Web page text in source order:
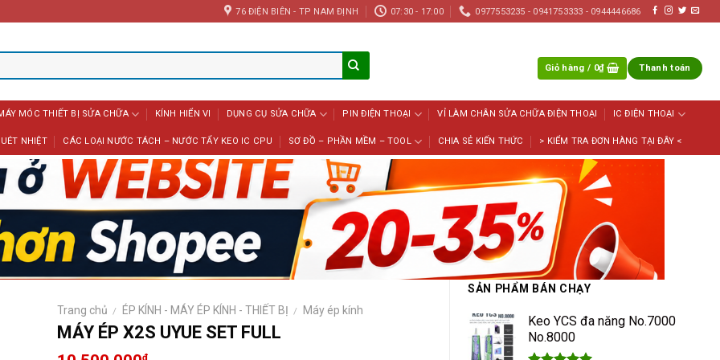
76 ĐIỆN BIÊN - TP NAM ĐỊNH 07:30 - 17:00 0977553235 - 0941753333 - 0944446686
Giỏ hàng / 0₫ Thanh toán
MÓC THIẾT BỊ SỬA CHỮA KÍNH HIỂN VI DỤNG CỤ SỬA CHỮA PIN ĐIỆN THOẠI VỈ LÀM CHÂN SỬA CHỮA ĐIỆN THOẠI IC ĐIỆN THOẠI
NHIỆT CÁC LOẠI NƯỚC TÁCH – NƯỚC TẨY KEO IC CPU SƠ ĐỒ – PHẦN MỀM – TOOL CHIA SẺ KIẾN THỨC > KIỂM TRA ĐƠN HÀNG TẠI ĐÂY <
SẢN PHẨM BÁN CHẠY
Keo YCS đa năng No.7000
No.8000
Trang chủ / ÉP KÍNH - MÁY ÉP KÍNH - THIẾT BỊ / Máy ép kính
MÁY ÉP X2S UYUE SET FULL
₫